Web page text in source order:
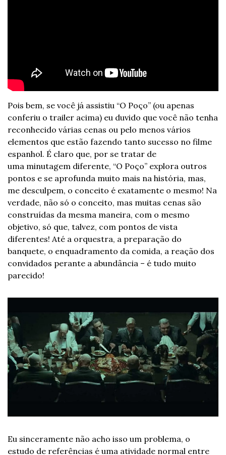
Pois bem, se você já assistiu “O Poço” (ou apenas
conferiu o trailer acima) eu duvido que você não tenha
reconhecido várias cenas ou pelo menos vários
elementos que estão fazendo tanto sucesso no filme
espanhol. É claro que, por se tratar de
uma minutagem diferente, “O Poço” explora outros
pontos e se aprofunda muito mais na história, mas,
me desculpem, o conceito é exatamente o mesmo! Na
verdade, não só o conceito, mas muitas cenas são
construídas da mesma maneira, com o mesmo
objetivo, só que, talvez, com pontos de vista
diferentes! Até a orquestra, a preparação do
banquete, o enquadramento da comida, a reação dos
convidados perante a abundância – é tudo muito
parecido!
Eu sinceramente não acho isso um problema, o
estudo de referências é uma atividade normal entre